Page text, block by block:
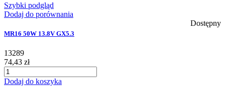
Szybki podgląd
Dodaj do porównania
Dostępny
MR16 50W 13.8V GX5.3
13289
74,43 zł
Dodaj do koszyka